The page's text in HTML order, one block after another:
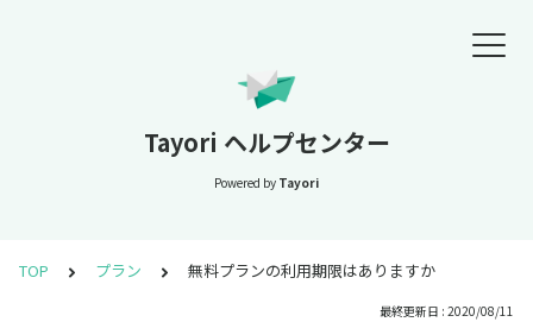
Tayori ヘルプセンター
Powered by Tayori
TOP プラン 無料プランの利用期限はありますか
最終更新日 : 2020/08/11